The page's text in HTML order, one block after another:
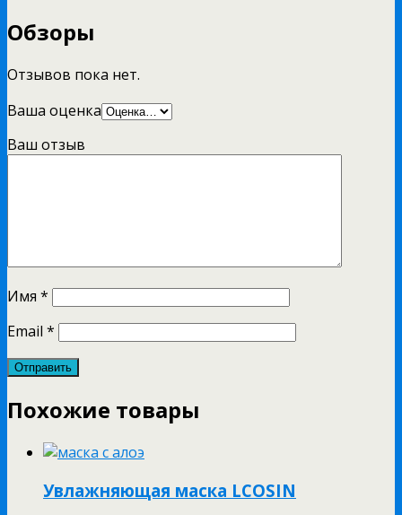
Обзоры
Отзывов пока нет.
Ваша оценка
Ваш отзыв
Имя *
Email *
Похожие товары
Увлажняющая маска LCOSIN